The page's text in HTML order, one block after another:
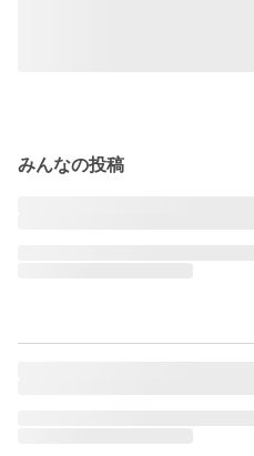
みんなの投稿